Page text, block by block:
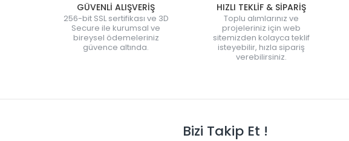
GÜVENLİ ALIŞVERİŞ
256-bit SSL sertifikası ve 3D
Secure ile kurumsal ve
bireysel ödemeleriniz
güvence altında.
HIZLI TEKLİF & SİPARİŞ
Toplu alımlarınız ve
projeleriniz için web
sitemizden kolayca teklif
isteyebilir, hızla sipariş
verebilirsiniz.
Bizi Takip Et !